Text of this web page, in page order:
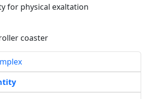
for physical exaltation
coaster